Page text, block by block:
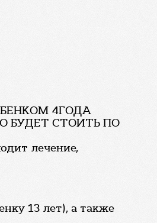
4ГОДА
БУДЕТ СТОИТЬ ПО
лечение,
13 лет), а также